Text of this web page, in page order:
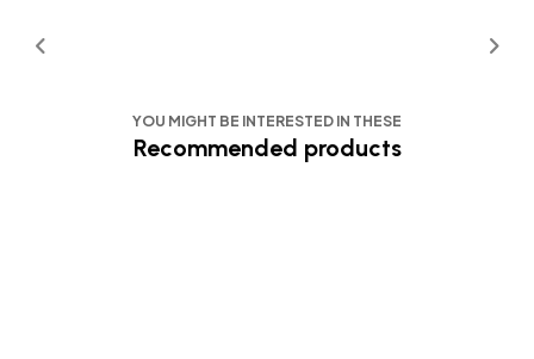
YOU MIGHT BE INTERESTED IN THESE
Recommended products